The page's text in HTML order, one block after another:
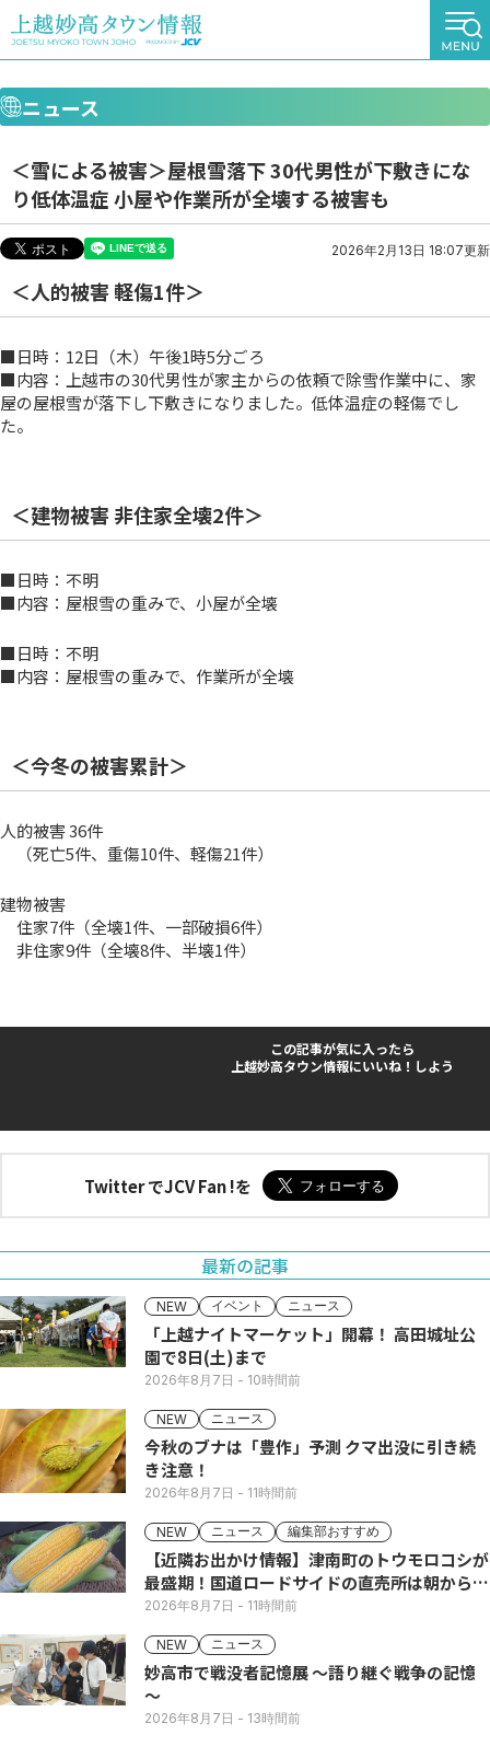
ニュース
＜雪による被害＞屋根雪落下 30代男性が下敷きにな
り低体温症 小屋や作業所が全壊する被害も
2026年2月13日 18:07更新
＜人的被害 軽傷1件＞
■日時：12日（木）午後1時5分ごろ
■内容：上越市の30代男性が家主からの依頼で除雪作業中に、家
屋の屋根雪が落下し下敷きになりました。低体温症の軽傷でし
た。
＜建物被害 非住家全壊2件＞
■日時：不明
■内容：屋根雪の重みで、小屋が全壊
■日時：不明
■内容：屋根雪の重みで、作業所が全壊
＜今冬の被害累計＞
人的被害 36件
（死亡5件、重傷10件、軽傷21件）
建物被害
住家7件（全壊1件、一部破損6件）
非住家9件（全壊8件、半壊1件）
この記事が気に入ったら
上越妙高タウン情報にいいね！しよう
Twitter でJCV Fan !を
最新の記事
NEW イベント ニュース
「上越ナイトマーケット」開幕！ 高田城址公
園で8日(土)まで
2026年8月7日 - 10時間前
NEW ニュース
今秋のブナは「豊作」予測 クマ出没に引き続
き注意！
2026年8月7日 - 11時間前
NEW ニュース 編集部おすすめ
【近隣お出かけ情報】津南町のトウモロコシが
最盛期！国道ロードサイドの直売所は朝から長
い列
2026年8月7日 - 11時間前
NEW ニュース
妙高市で戦没者記憶展 ～語り継ぐ戦争の記憶
～
2026年8月7日 - 13時間前